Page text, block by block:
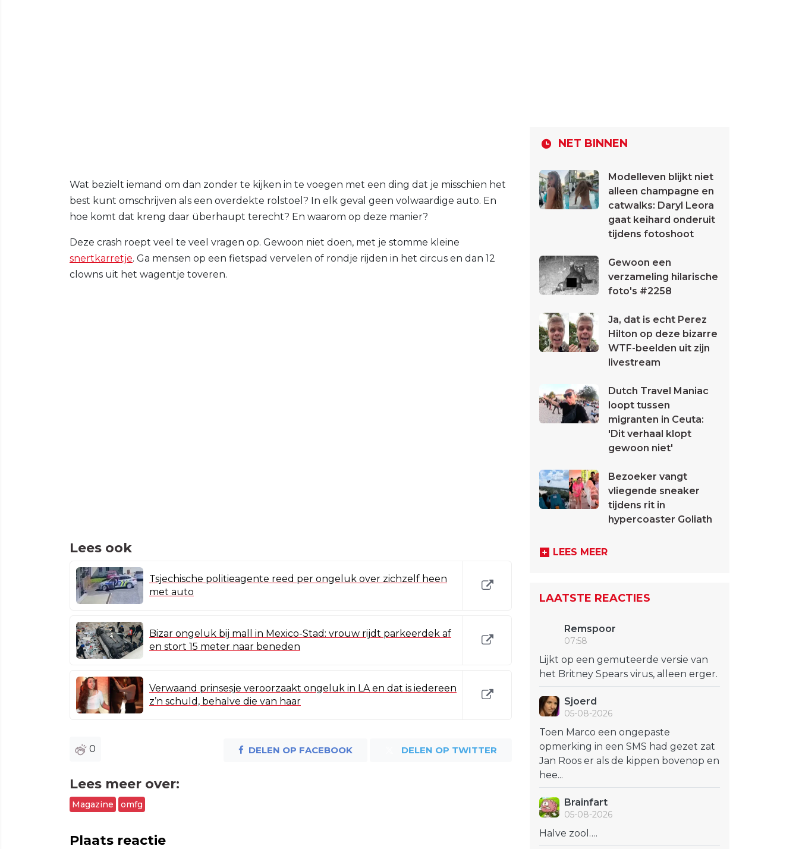
Wat bezielt iemand om dan zonder te kijken in te voegen met een ding dat je misschien het
best kunt omschrijven als een overdekte rolstoel? In elk geval geen volwaardige auto. En
hoe komt dat kreng daar überhaupt terecht? En waarom op deze manier?
Deze crash roept veel te veel vragen op. Gewoon niet doen, met je stomme kleine
snertkarretje. Ga mensen op een fietspad vervelen of rondje rijden in het circus en dan 12
clowns uit het wagentje toveren.
Lees ook
Tsjechische politieagente reed per ongeluk over zichzelf heen
met auto
Bizar ongeluk bij mall in Mexico-Stad: vrouw rijdt parkeerdek af
en stort 15 meter naar beneden
Verwaand prinsesje veroorzaakt ongeluk in LA en dat is iedereen
z’n schuld, behalve die van haar
0 DELEN OP FACEBOOK DELEN OP TWITTER
Lees meer over:
Magazine omfg
Plaats reactie
NET BINNEN
Modelleven blijkt niet
alleen champagne en
catwalks: Daryl Leora
gaat keihard onderuit
tijdens fotoshoot
Gewoon een
verzameling hilarische
foto's #2258
Ja, dat is echt Perez
Hilton op deze bizarre
WTF-beelden uit zijn
livestream
Dutch Travel Maniac
loopt tussen
migranten in Ceuta:
'Dit verhaal klopt
gewoon niet'
Bezoeker vangt
vliegende sneaker
tijdens rit in
hypercoaster Goliath
LEES MEER
LAATSTE REACTIES
Remspoor
07:58
Lijkt op een gemuteerde versie van
het Britney Spears virus, alleen erger.
Sjoerd
05-08-2026
Toen Marco een ongepaste
opmerking in een SMS had gezet zat
Jan Roos er als de kippen bovenop en
hee...
Brainfart
05-08-2026
Halve zool….